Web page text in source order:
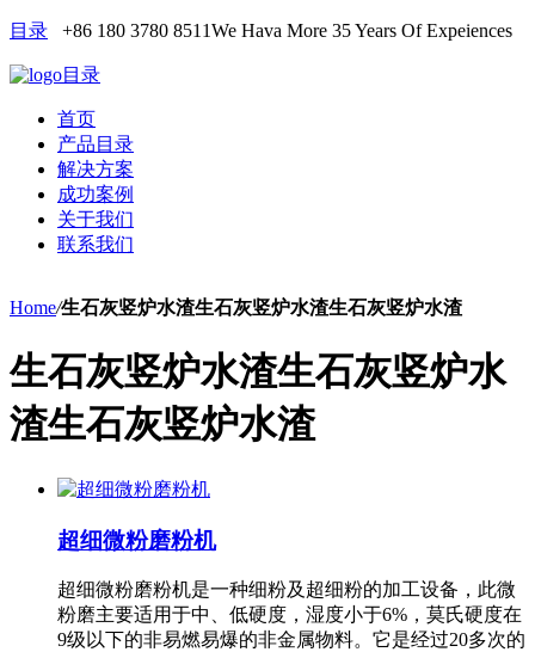
目录 +86 180 3780 8511We Hava More 35 Years Of Expeiences
目录
首页
产品目录
解决方案
成功案例
关于我们
联系我们
Home/生石灰竖炉水渣生石灰竖炉水渣生石灰竖炉水渣
生石灰竖炉水渣生石灰竖炉水
渣生石灰竖炉水渣
超细微粉磨粉机
超细微粉磨粉机是一种细粉及超细粉的加工设备，此微
粉磨主要适用于中、低硬度，湿度小于6%，莫氏硬度在
9级以下的非易燃易爆的非金属物料。它是经过20多次的